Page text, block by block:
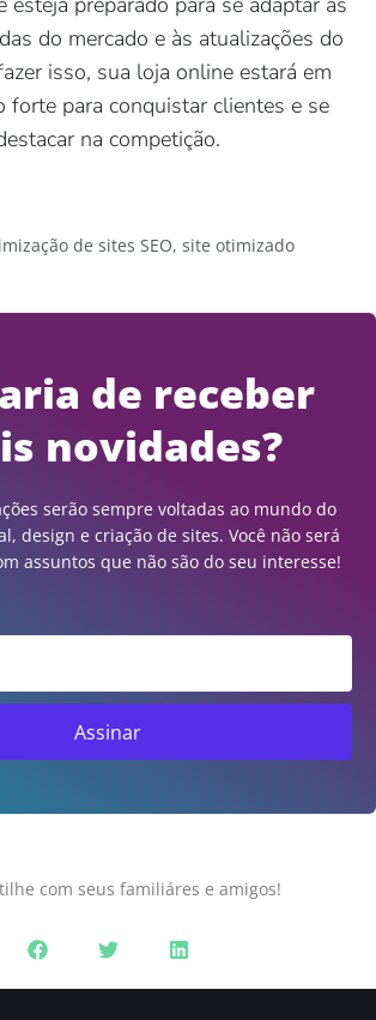
do mercado e às atualizações do
isso, sua loja online estará em
forte para conquistar clientes e se
na competição.
de sites SEO, site otimizado
de receber
novidades?
serão sempre voltadas ao mundo do
design e criação de sites. Você não será
assuntos que não são do seu interesse!
Assinar
com seus familiáres e amigos!